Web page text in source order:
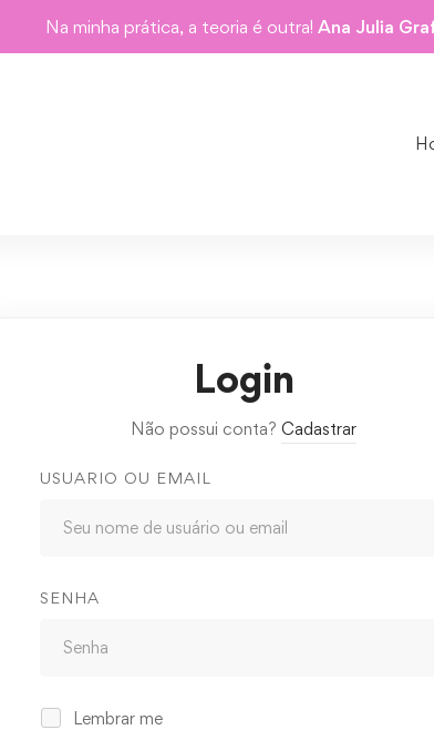
Na minha prática, a teoria é outra! Ana Julia
Login
Não possui conta? Cadastrar
USUARIO OU EMAIL
SENHA
Lembrar me